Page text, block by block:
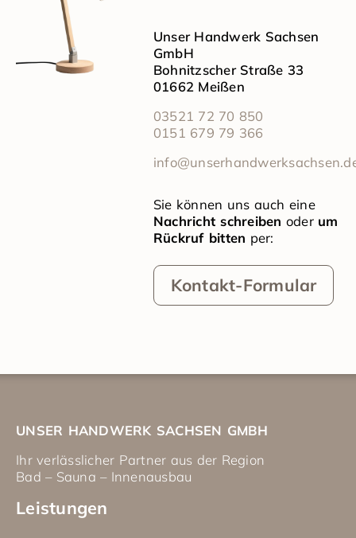
Unser Handwerk Sachsen
GmbH
Bohnitzscher Straße 33
01662 Meißen
03521 72 70 850
0151 679 79 366
Sie können uns auch eine
Nachricht schreiben oder um
Rückruf bitten per:
Kontakt-Formular
UNSER HANDWERK SACHSEN GMBH
Ihr verlässlicher Partner aus der Region
Bad – Sauna – Innenausbau
Leistungen